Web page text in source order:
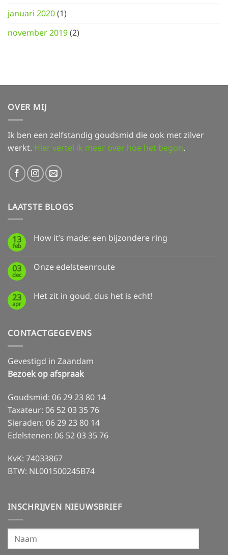
januari 2020(1)
november 2019(2)
OVER MIJ
Ik ben een zelfstandig goudsmid die ook met zilver
werkt. Hier vertel ik meer over hoe het begon.
LAATSTE BLOGS
13
feb
How it’s made: een bijzondere ring
How
bijzondere
ring
03
dec
Onze edelsteenroute
Onze
23
apr
Het zit in goud, dus het is echt!
zit
het
is
echt!
CONTACTGEGEVENS
Gevestigd in Zaandam
Bezoek op afspraak
Goudsmid: 06 29 23 80 14
Taxateur: 06 52 03 35 76
Sieraden: 06 29 23 80 14
Edelstenen: 06 52 03 35 76
KvK: 74033867
BTW: NL001500245B74
INSCHRIJVEN NIEUWSBRIEF